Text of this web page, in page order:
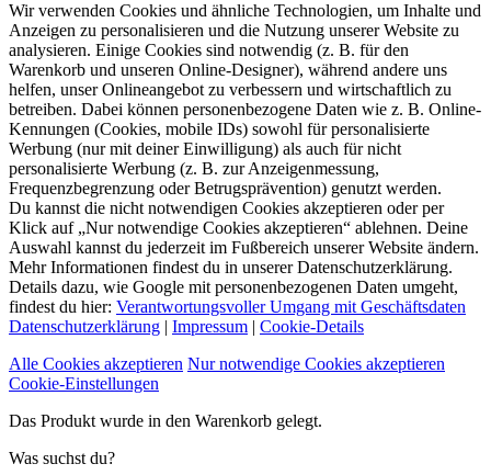
Wir verwenden Cookies und ähnliche Technologien, um Inhalte und
Anzeigen zu personalisieren und die Nutzung unserer Website zu
analysieren. Einige Cookies sind notwendig (z. B. für den
Warenkorb und unseren Online-Designer), während andere uns
helfen, unser Onlineangebot zu verbessern und wirtschaftlich zu
betreiben. Dabei können personenbezogene Daten wie z. B. Online-
Kennungen (Cookies, mobile IDs) sowohl für personalisierte
Werbung (nur mit deiner Einwilligung) als auch für nicht
personalisierte Werbung (z. B. zur Anzeigenmessung,
Frequenzbegrenzung oder Betrugsprävention) genutzt werden.
Du kannst die nicht notwendigen Cookies akzeptieren oder per
Klick auf „Nur notwendige Cookies akzeptieren“ ablehnen. Deine
Auswahl kannst du jederzeit im Fußbereich unserer Website ändern.
Mehr Informationen findest du in unserer Datenschutzerklärung.
Details dazu, wie Google mit personenbezogenen Daten umgeht,
findest du hier: Verantwortungsvoller Umgang mit Geschäftsdaten
Datenschutzerklärung | Impressum | Cookie-Details
Alle Cookies akzeptieren Nur notwendige Cookies akzeptieren
Cookie-Einstellungen
Das Produkt wurde in den Warenkorb gelegt.
Was suchst du?